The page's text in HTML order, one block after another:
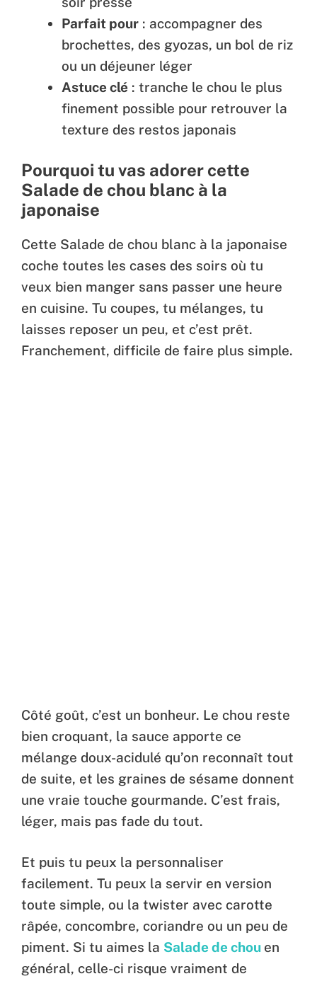
Parfait pour : accompagner des
brochettes, des gyozas, un bol de riz
ou un déjeuner léger
Astuce clé : tranche le chou le plus
finement possible pour retrouver la
texture des restos japonais
Pourquoi tu vas adorer cette
Salade de chou blanc à la
japonaise
Cette Salade de chou blanc à la japonaise
coche toutes les cases des soirs où tu
veux bien manger sans passer une heure
en cuisine. Tu coupes, tu mélanges, tu
laisses reposer un peu, et c’est prêt.
Franchement, difficile de faire plus simple.
Côté goût, c’est un bonheur. Le chou reste
bien croquant, la sauce apporte ce
mélange doux-acidulé qu’on reconnaît tout
de suite, et les graines de sésame donnent
une vraie touche gourmande. C’est frais,
léger, mais pas fade du tout.
Et puis tu peux la personnaliser
facilement. Tu peux la servir en version
toute simple, ou la twister avec carotte
râpée, concombre, coriandre ou un peu de
piment. Si tu aimes la Salade de chou en
général, celle-ci risque vraiment de